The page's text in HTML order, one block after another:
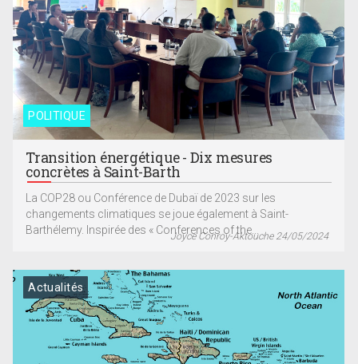
POLITIQUE
Transition énergétique - Dix mesures
concrètes à Saint-Barth
La COP28 ou Conférence de Dubaï de 2023 sur les
changements climatiques se joue également à Saint-
Barthélemy. Inspirée des « Conferences of the...
Joyce Conroy-Aktouche 24/05/2024
Actualités